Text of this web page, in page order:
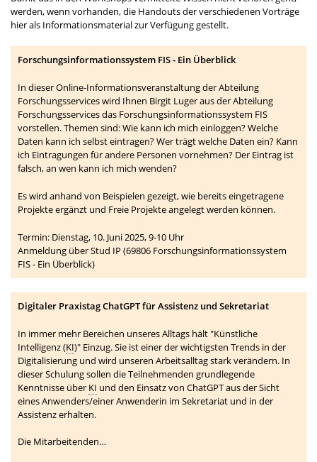
werden, wenn vorhanden, die Handouts der verschiedenen Vorträge
hier als Informationsmaterial zur Verfügung gestellt.
Forschungsinformationssystem FIS - Ein Überblick
In dieser Online-Informationsveranstaltung der Abteilung
Forschungsservices wird Ihnen Birgit Luger aus der Abteilung
Forschungsservices das Forschungsinformationssystem FIS
vorstellen. Themen sind: Wie kann ich mich einloggen? Welche
Daten kann ich selbst eintragen? Wer trägt welche Daten ein? Kann
ich Eintragungen für andere Personen vornehmen? Der Eintrag ist
falsch, an wen kann ich mich wenden?
Es wird anhand von Beispielen gezeigt, wie bereits eingetragene
Projekte ergänzt und Freie Projekte angelegt werden können.
Termin: Dienstag, 10. Juni 2025, 9-10 Uhr
Anmeldung über Stud IP (69806 Forschungsinformationssystem
FIS - Ein Überblick)
Digitaler Praxistag ChatGPT für Assistenz und Sekretariat
In immer mehr Bereichen unseres Alltags hält "Künstliche
Intelligenz (KI)" Einzug. Sie ist einer der wichtigsten Trends in der
Digitalisierung und wird unseren Arbeitsalltag stark verändern. In
dieser Schulung sollen die Teilnehmenden grundlegende
Kenntnisse über KI und den Einsatz von ChatGPT aus der Sicht
eines Anwenders/einer Anwenderin im Sekretariat und in der
Assistenz erhalten.
Die Mitarbeitenden…